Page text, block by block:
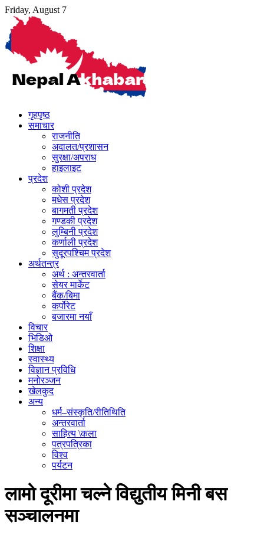
Skip
content
Friday, August 7
गृहपृष्ठ
समाचार
राजनीति
अदालत/प्रशासन
सुरक्षा/अपराध
हाइलाइट
प्रदेश
कोशी प्रदेश
मधेस प्रदेश
बागमती प्रदेश
गण्डकी प्रदेश
लुम्बिनी प्रदेश
कर्णाली प्रदेश
सुदूरपश्चिम प्रदेश
अर्थतन्त्र
अर्थ : अन्तरवार्ता
सेयर मार्केट
बैंक/बिमा
कर्पोरेट
बजारमा नयाँ
विचार
भिडिओ
शिक्षा
स्वास्थ्य
विज्ञान प्रविधि
मनोरञ्जन
खेलकुद
अन्य
धर्म–संस्कृति/रीतिथिति
अन्तरवार्ता
साहित्य \कला
पत्रपत्रिका
विश्व
पर्यटन
लामो दूरीमा चल्ने विद्युतीय मिनी बस
सञ्चालनमा